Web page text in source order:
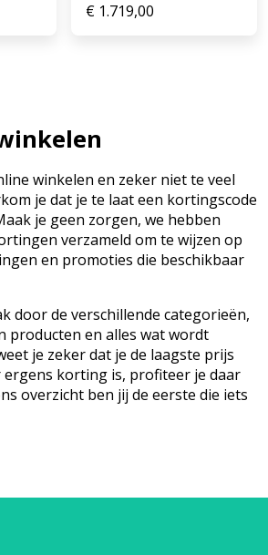
€ 1.719,00
winkelen en zeker niet te veel
je dat je te laat een kortingscode
je geen zorgen, we hebben
verzameld om te wijzen op
en promoties die beschikbaar
door de verschillende categorieën,
producten en alles wat wordt
je zeker dat je de laagste prijs
ergens korting is, profiteer je daar
overzicht ben jij de eerste die iets